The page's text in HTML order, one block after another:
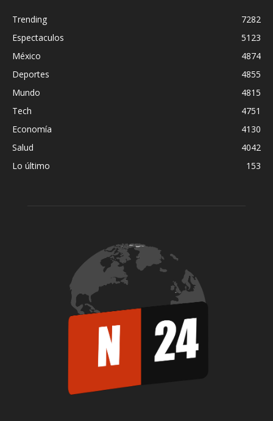
Trending
7282
Espectaculos
5123
México
4874
Deportes
4855
Mundo
4815
Tech
4751
Economía
4130
Salud
4042
Lo último
153